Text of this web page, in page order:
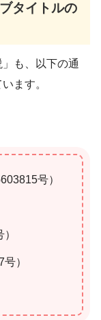
タイトルの
も、以下の通
ます。
号）
）